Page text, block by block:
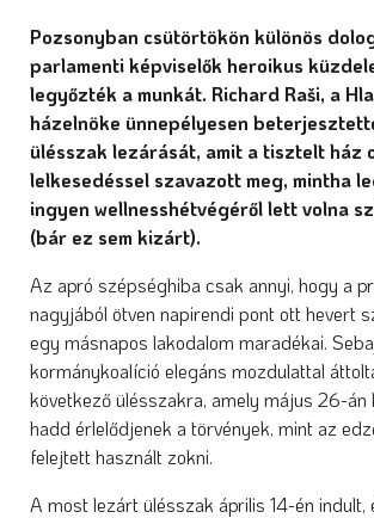
Pozsonyban csütörtökön különös
parlamenti képviselők heroikus
legyőzték a munkát. Richard Raši, a
házelnöke ünnepélyesen
ülésszak lezárását, amit a tisztelt ház
lelkesedéssel szavazott meg, mintha
ingyen wellnesshétvégéről lett volna
(bár ez sem kizárt).
Az apró szépséghiba csak annyi, hogy a
nagyjából ötven napirendi pont ott hevert
egy másnapos lakodalom maradékai.
kormánykoalíció elegáns mozdulattal
következő ülésszakra, amely május 26-
hadd érlelődjenek a törvények, mint az
felejtett használt zokni.
A most lezárt ülésszak április 14-én indult,